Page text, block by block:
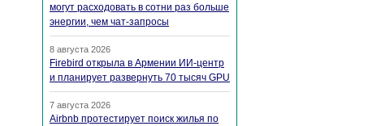
могут расходовать в сотни раз больше
энергии, чем чат-запросы
8 августа 2026
Firebird открыла в Армении ИИ-центр
и планирует развернуть 70 тысяч GPU
7 августа 2026
Airbnb протестирует поиск жилья по